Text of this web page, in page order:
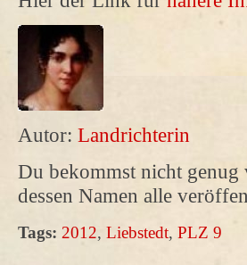
Autor: Landrichterin
Du bekommst nicht
dessen Namen alle
Tags: 2012, Liebstedt, PLZ 9